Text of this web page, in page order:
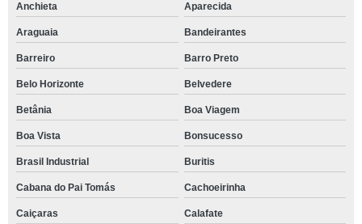
Anchieta Aparecida
Araguaia Bandeirantes
Barreiro Barro Preto
Belo Horizonte Belvedere
Betânia Boa Viagem
Boa Vista Bonsucesso
Brasil Industrial Buritis
Cabana do Pai Tomás Cachoeirinha
Caiçaras Calafate